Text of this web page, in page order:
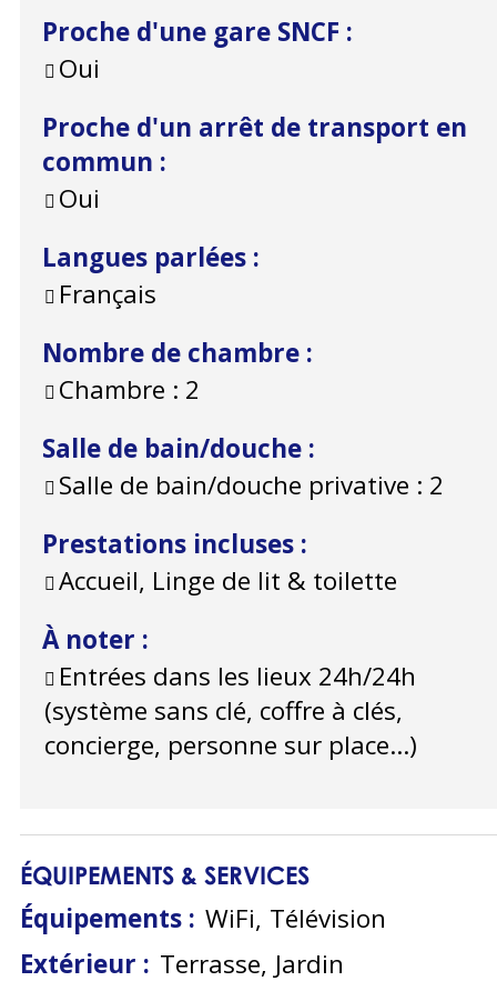
Proche d'une gare SNCF :
Oui
Proche d'un arrêt de transport en
commun :
Oui
Langues parlées :
Français
Nombre de chambre :
Chambre : 2
Salle de bain/douche :
Salle de bain/douche privative : 2
Prestations incluses :
Accueil, Linge de lit & toilette
À noter :
Entrées dans les lieux 24h/24h
(système sans clé, coffre à clés,
concierge, personne sur place...)
ÉQUIPEMENTS & SERVICES
Équipements : WiFi Télévision
Extérieur : Terrasse Jardin